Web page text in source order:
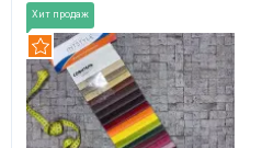
Хит продаж
Рекомендуем